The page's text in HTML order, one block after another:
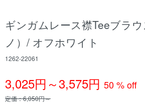
ギンガムレース襟Teeブラ
ノ）/ オフホワイト
1262-22061
3,025円～3,575円 50 % off
定価：6,050円～